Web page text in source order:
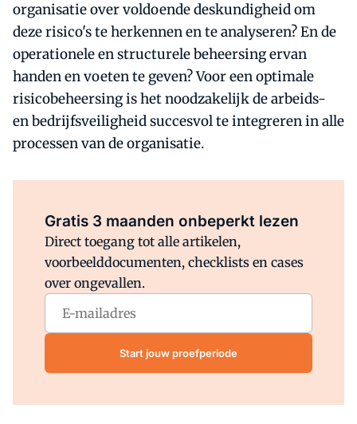
organisatie over voldoende deskundigheid om
deze risico's te herkennen en te analyseren? En de
operationele en structurele beheersing ervan
handen en voeten te geven? Voor een optimale
risicobeheersing is het noodzakelijk de arbeids-
en bedrijfsveiligheid succesvol te integreren in alle
processen van de organisatie.
Gratis 3 maanden onbeperkt lezen
Direct toegang tot alle artikelen,
voorbeelddocumenten, checklists en cases
over ongevallen.
Start jouw proefperiode